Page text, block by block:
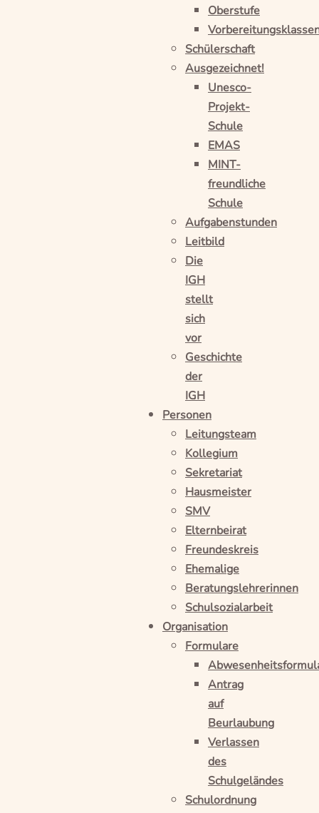
Oberstufe
Schülerschaft
Ausgezeichnet!
Unesco-
Projekt-
Schule
EMAS
MINT-
freundliche
Schule
Aufgabenstunden
Leitbild
Die
IGH
stellt
sich
vor
Geschichte
der
IGH
Personen
Leitungsteam
Kollegium
Sekretariat
Hausmeister
SMV
Elternbeirat
Freundeskreis
Ehemalige
Beratungslehrerinnen
Schulsozialarbeit
Organisation
Formulare
Antrag
auf
Beurlaubung
Verlassen
des
Schulgeländes
Schulordnung